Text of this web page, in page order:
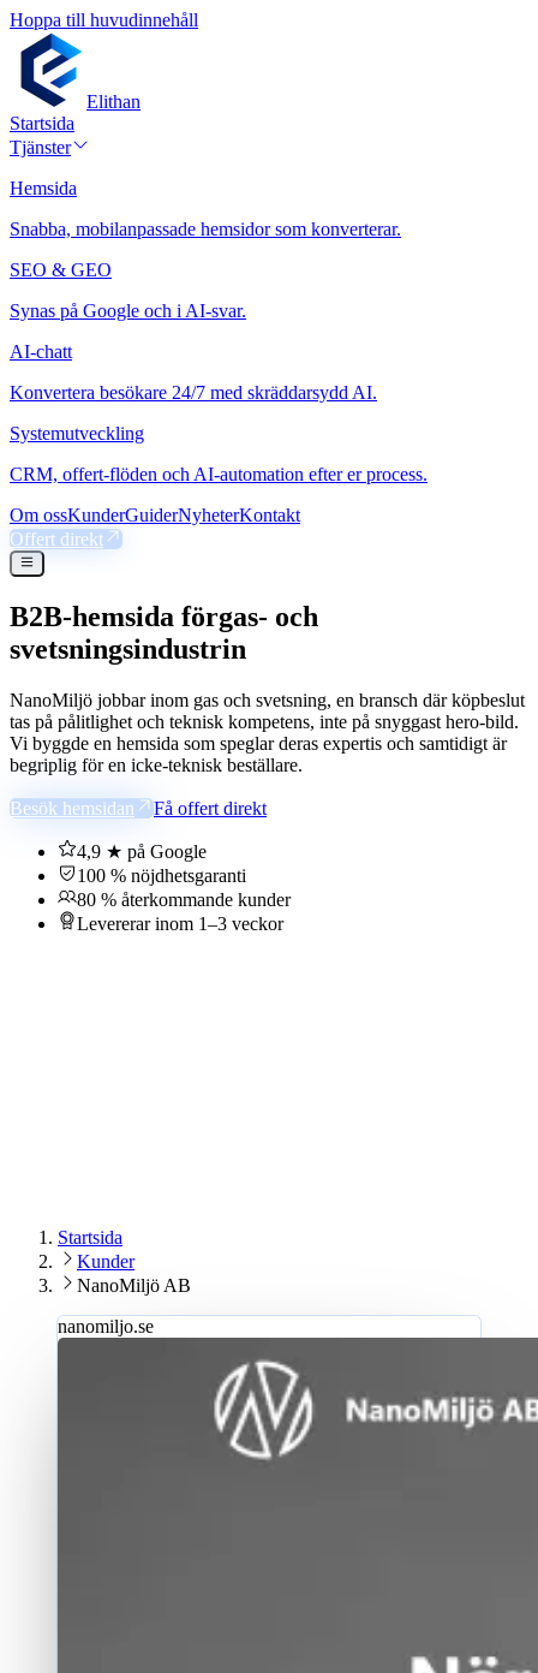
Hoppa till huvudinnehåll
Elithan
Startsida
Tjänster
Hemsida
Snabba, mobilanpassade hemsidor som konverterar.
SEO & GEO
Synas på Google och i AI-svar.
AI-chatt
Konvertera besökare 24/7 med skräddarsydd AI.
Systemutveckling
CRM, offert-flöden och AI-automation efter er process.
Om ossKunderGuiderNyheterKontakt
Offert direkt
B2B-hemsida förgas- och
svetsningsindustrin
NanoMiljö jobbar inom gas och svetsning, en bransch där köpbeslut
tas på pålitlighet och teknisk kompetens, inte på snyggast hero-bild.
Vi byggde en hemsida som speglar deras expertis och samtidigt är
begriplig för en icke-teknisk beställare.
Besök hemsidan Få offert direkt
4,9 ★ på Google
100 % nöjdhetsgaranti
80 % återkommande kunder
Levererar inom 1–3 veckor
Startsida
Kunder
NanoMiljö AB
nanomiljo.se